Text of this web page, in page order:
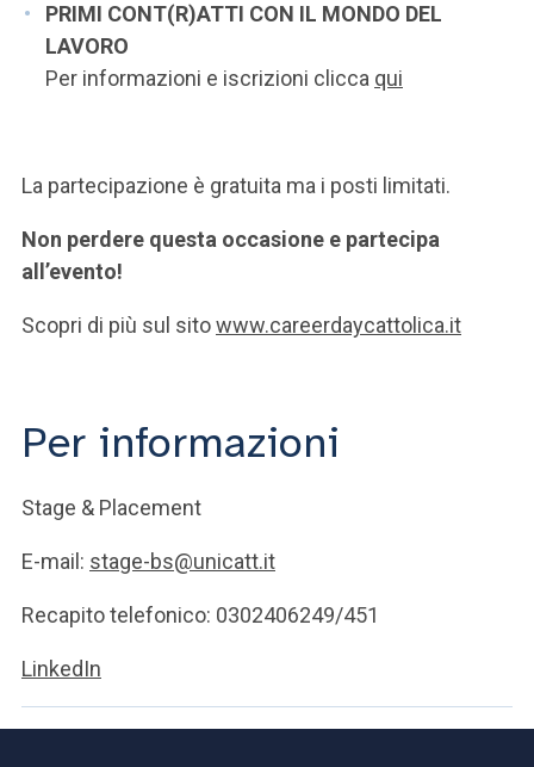
PRIMI CONT(R)ATTI CON IL MONDO DEL
LAVORO
Per informazioni e iscrizioni clicca qui
La partecipazione è gratuita ma i posti limitati.
Non perdere questa occasione e partecipa
all’evento!
Scopri di più sul sitowww.careerdaycattolica.it
Per informazioni
Stage & Placement
E-mail: stage-bs@unicatt.it
Recapito telefonico: 0302406249/451
LinkedIn